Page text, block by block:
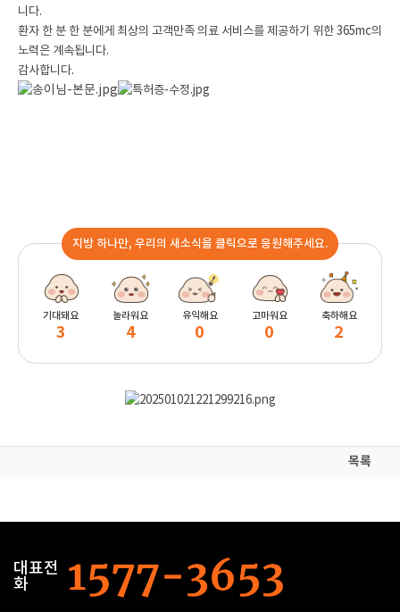
니다.
환자 한 분 한 분에게 최상의 고객만족 의료 서비스를 제공하기 위한 365mc의
노력은 계속됩니다.
감사합니다.
지방 하나만, 우리의 새소식을 클릭으로 응원해주세요.
기대돼요
3
놀라워요
4
유익해요
0
고마워요
0
축하해요
2
목록
대표전
화